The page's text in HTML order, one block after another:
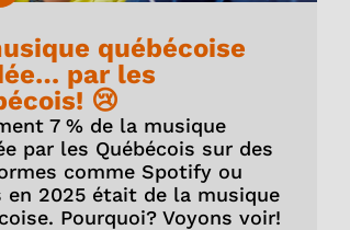
québécoise
par les
😢
7 % de la musique
par les Québécois sur des
comme Spotify ou
en 2025 était de la musique
Pourquoi? Voyons voir!